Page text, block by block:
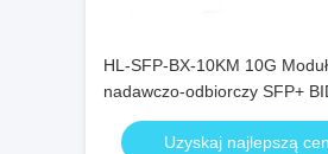
HL-SFP-BX-10KM 10G Moduł
nadawczo-odbiorczy SFP+
1270nm 1330nm Złącze LC
Uzyskaj najlepszą